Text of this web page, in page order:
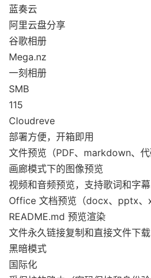
蓝奏云
阿里云盘分享
谷歌相册
Mega.nz
一刻相册
SMB
115
Cloudreve
部署方便，开箱即用
文件预览（PDF、markdown、
画廊模式下的图像预览
视频和音频预览，支持歌词和字幕
Office 文档预览（docx、pptx、
README.md 预览渲染
文件永久链接复制和直接文件下载
黑暗模式
国际化